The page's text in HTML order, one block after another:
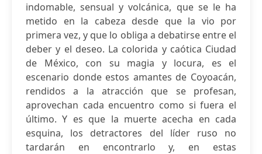
indomable, sensual y volcánica, que se le ha
metido en la cabeza desde que la vio por
primera vez, y que lo obliga a debatirse entre el
deber y el deseo. La colorida y caótica Ciudad
de México, con su magia y locura, es el
escenario donde estos amantes de Coyoacán,
rendidos a la atracción que se profesan,
aprovechan cada encuentro como si fuera el
último. Y es que la muerte acecha en cada
esquina, los detractores del líder ruso no
tardarán en encontrarlo y, en estas